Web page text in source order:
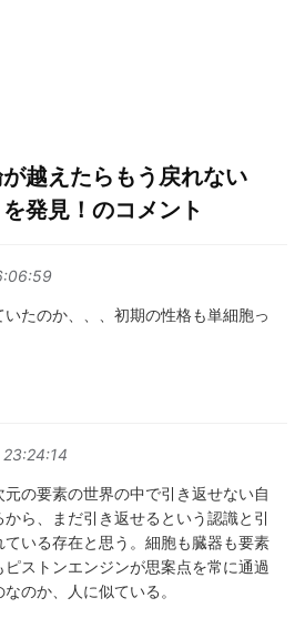
が越えたらもう戻れない
発見！のコメント
たのか、、、初期の性格も単細胞っ
の要素の世界の中で引き返せない自
ら、まだ引き返せるという認識と引
いる存在と思う。細胞も臓器も要素
ストンエンジンが思案点を常に通過
のか、人に似ている。